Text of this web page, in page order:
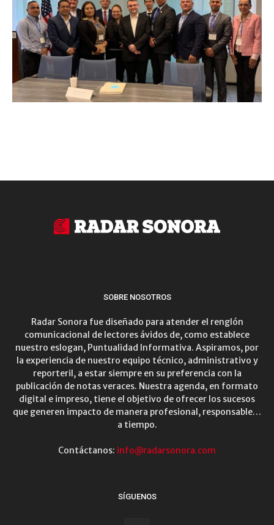
SOBRE NOSOTROS
Radar Sonora fue diseñado para atender el renglón
comunicacional de lectores ávidos de, como establece
nuestro eslogan, Puntualidad Informativa. Aspiramos, por
la experiencia de nuestro equipo técnico, administrativo y
reporteril, a estar siempre en su preferencia con la
publicación de notas veraces. Nuestra agenda, en formato
digital e impreso, tiene el objetivo de ofrecer los sucesos
que generen impacto de manera profesional, responsable…
a tiempo.
Contáctanos: info@radarsonora.com
SÍGUENOS